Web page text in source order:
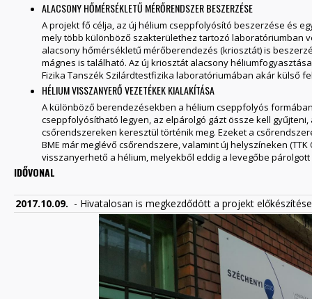
ALACSONY HŐMÉRSÉKLETŰ MÉRŐRENDSZER BESZERZÉSE
A projekt fő célja, az új hélium cseppfolyósító beszerzése és
mely több különböző szakterülethez tartozó laboratóriumban
alacsony hőmérsékletű mérőberendezés (kriosztát) is
mágnes is található. Az új kriosztát alacsony
Fizika Tanszék Szilárdtestfizika laboratóriumában akár külső
HÉLIUM VISSZANYERŐ VEZETÉKEK KIALAKÍTÁSA
A különböző berendezésekben a hélium cseppfolyós
cseppfolyósítható legyen, az elpárolgó gázt össze kell
csőrendszereken keresztül történik meg. Ezeket a
BME már meglévő csőrendszere, valamint új helyszíneken
visszanyerhető a hélium, melyekből eddig a levegőbe
IDŐVONAL
2017.10.09. - Hivatalosan is megkezdődött a projekt